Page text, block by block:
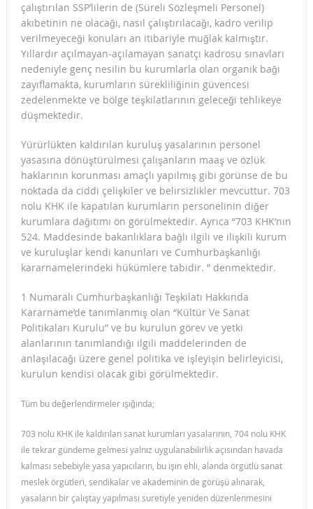
çalıştırılan SSP’lilerin de (Süreli Sözleşmeli Personel)
akıbetinin ne olacağı, nasıl çalıştırılacağı, kadro verilip
verilmeyeceği konuları an itibariyle muğlak kalmıştır.
Yıllardır açılmayan-açılamayan sanatçı kadrosu sınavları
nedeniyle genç nesilin bu kurumlarla olan organik bağı
zayıflamakta, kurumların sürekliliğinin güvencesi
zedelenmekte ve bölge teşkilatlarının geleceği tehlikeye
düşmektedir.
Yürürlükten kaldırılan kuruluş yasalarının personel
yasasına dönüştürülmesi çalışanların maaş ve özlük
haklarının korunması amaçlı yapılmış gibi görünse de bu
noktada da ciddi çelişkiler ve belirsizlikler mevcuttur. 703
nolu KHK ile kapatılan kurumların personelinin diğer
kurumlara dağıtımı ön görülmektedir. Ayrıca “703 KHK’nın
524. Maddesinde bakanlıklara bağlı ilgili ve ilişkili kurum
ve kuruluşlar kendi kanunları ve Cumhurbaşkanlığı
kararnamelerindeki hükümlere tabidir. ” denmektedir.
1 Numaralı Cumhurbaşkanlığı Teşkilatı Hakkında
Kararname’de tanımlanmış olan “Kültür Ve Sanat
Politikaları Kurulu” ve bu kurulun görev ve yetki
alanlarının tanımlandığı ilgili maddelerinden de
anlaşılacağı üzere genel politika ve işleyişin belirleyicisi,
kurulun kendisi olacak gibi görülmektedir.
Tüm bu değerlendirmeler ışığında;
703 nolu KHK ile kaldırılan sanat kurumları yasalarının, 704 nolu KHK
ile tekrar gündeme gelmesi yalnız uygulanabilirlik açısından havada
kalması sebebiyle yasa yapıcıların, bu işin ehli, alanda örgütlü sanat
meslek örgütleri, sendikalar ve akademinin de görüşü alınarak,
yasaların bir çalıştay yapılması suretiyle yeniden düzenlenmesini